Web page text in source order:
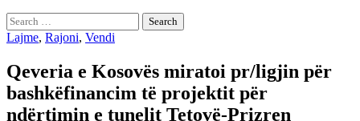
Search
for:
Lajme, Rajoni, Vendi
Qeveria e Kosovës miratoi pr/ligjin për
bashkëfinancim të projektit për
ndërtimin e tunelit Tetovë-Prizren